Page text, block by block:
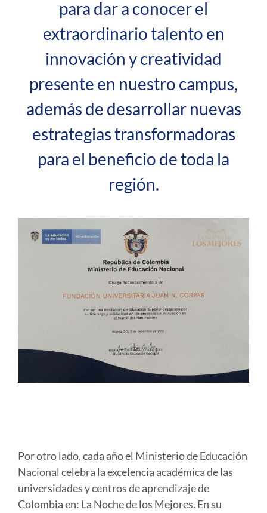
para dar a conocer el
extraordinario talento en
innovación y creatividad
presente en nuestro campus,
además de desarrollar nuevas
estrategias transformadoras
para el beneficio de toda la
región.
Por otro lado, cada año el Ministerio de Educación
Nacional celebra la excelencia académica de las
universidades y centros de aprendizaje de
Colombia en: La Noche de los Mejores. En su